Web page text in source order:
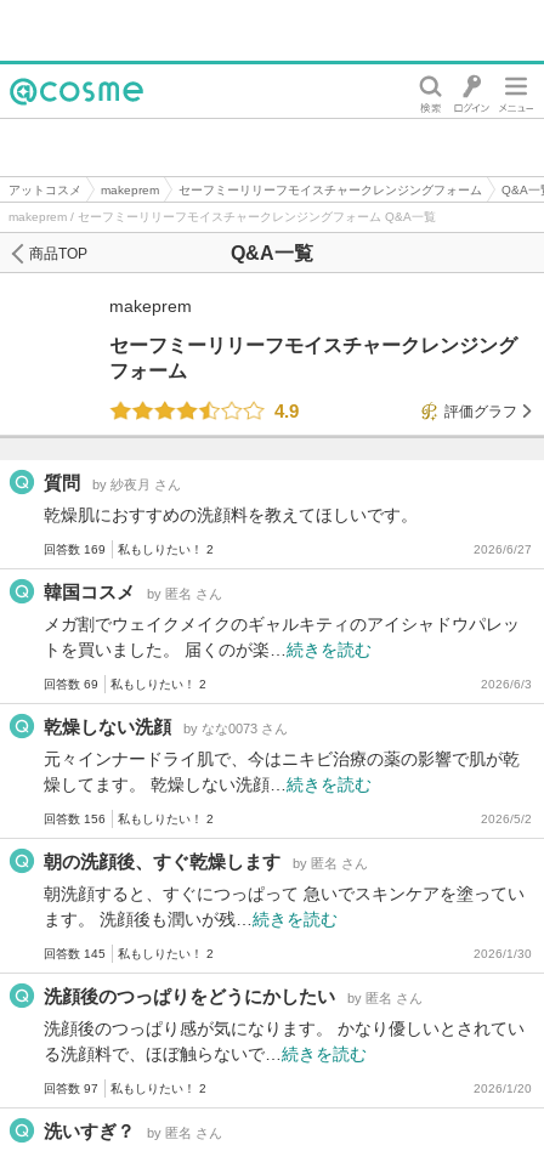
アットコスメ makeprem セーフミーリリーフモイスチャークレンジングフォーム
Q&A一
makeprem / セーフミーリリーフモイスチャークレンジングフォーム Q&A一覧
Q&A一覧
商品TOP
makeprem
セーフミーリリーフモイスチャークレンジング
フォーム
4.9
評価グラフ
質問 by 紗夜月 さん
乾燥肌におすすめの洗顔料を教えてほしいです。
回答数 169 私もしりたい！ 2 2026/6/27
韓国コスメ by 匿名 さん
メガ割でウェイクメイクのギャルキティのアイシャドウパレッ
トを買いました。 届くのが楽… 続きを読む
回答数 69 私もしりたい！ 2 2026/6/3
乾燥しない洗顔 by なな0073 さん
元々インナードライ肌で、今はニキビ治療の薬の影響で肌が乾
燥してます。 乾燥しない洗顔… 続きを読む
回答数 156 私もしりたい！ 2 2026/5/2
朝の洗顔後、すぐ乾燥します by 匿名 さん
朝洗顔すると、すぐにつっぱって 急いでスキンケアを塗ってい
ます。 洗顔後も潤いが残… 続きを読む
回答数 145 私もしりたい！ 2 2026/1/30
洗顔後のつっぱりをどうにかしたい by 匿名 さん
洗顔後のつっぱり感が気になります。 かなり優しいとされてい
る洗顔料で、ほぼ触らないで… 続きを読む
回答数 97 私もしりたい！ 2 2026/1/20
洗いすぎ？ by 匿名 さん